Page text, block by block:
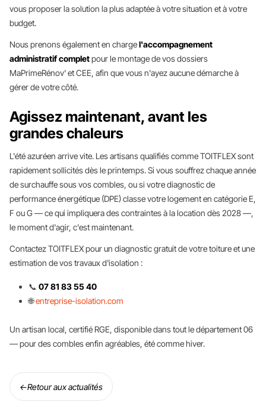
vous proposer la solution la plus adaptée à votre situation et à votre
budget.
Nous prenons également en chargel'accompagnement
administratif completpour le montage de vos dossiers
MaPrimeRénov' et CEE, afin que vous n'ayez aucune démarche à
gérer de votre côté.
Agissez maintenant, avant les
grandes chaleurs
L'été azuréen arrive vite. Les artisans qualifiés comme TOITFLEX sont
rapidement sollicités dès le printemps. Si vous souffrez chaque année
de surchauffe sous vos combles, ou si votre diagnostic de
performance énergétique (DPE) classe votre logement en catégorie E,
F ou G — ce qui impliquera des contraintes à la location dès 2028 —,
le moment d'agir, c'est maintenant.
Contactez TOITFLEX pour un diagnostic gratuit de votre toiture et une
estimation de vos travaux d'isolation :
📞 07 81 83 55 40
🌐entreprise-isolation.com
Un artisan local, certifié RGE, disponible dans tout le département 06
— pour des combles enfin agréables, été comme hiver.
←Retour aux actualités